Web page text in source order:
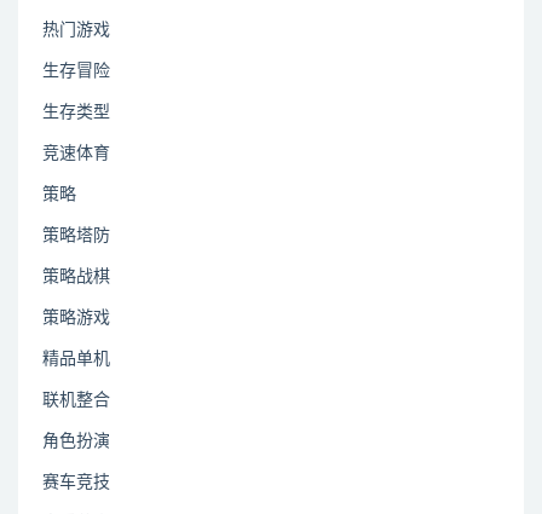
热门游戏
生存冒险
生存类型
竞速体育
策略
策略塔防
策略战棋
策略游戏
精品单机
联机整合
角色扮演
赛车竞技